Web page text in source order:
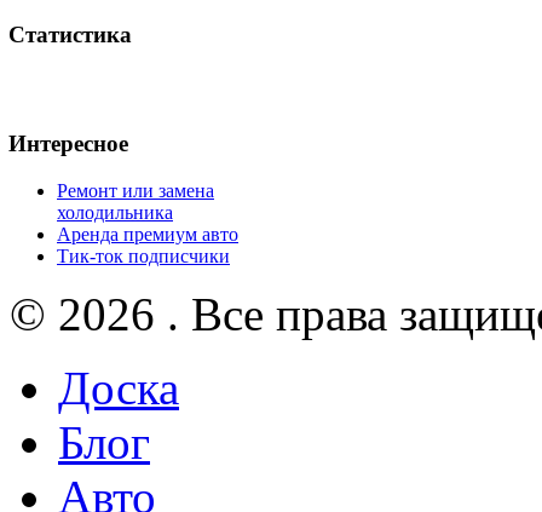
Статистика
Интересное
Ремонт или замена
холодильника
Аренда премиум авто
Тик-ток подписчики
© 2026 . Все права
Доска
Блог
Авто